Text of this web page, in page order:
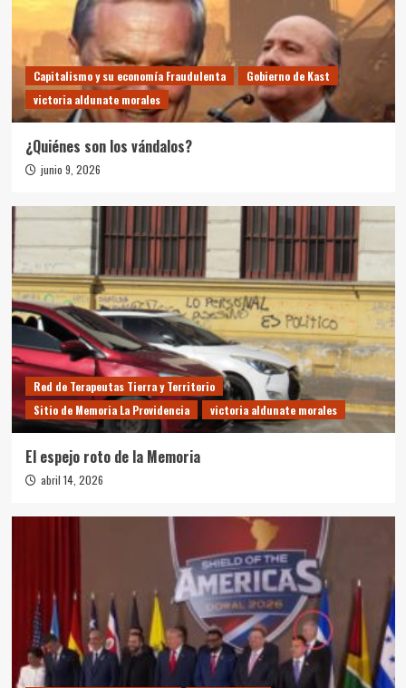
Capitalismo y su economía Fraudulenta
Gobierno de Kast
victoria aldunate morales
¿Quiénes son los vándalos?
junio 9, 2026
Red de Terapeutas Tierra y Territorio
Sitio de Memoria La Providencia
victoria aldunate morales
El espejo roto de la Memoria
abril 14, 2026